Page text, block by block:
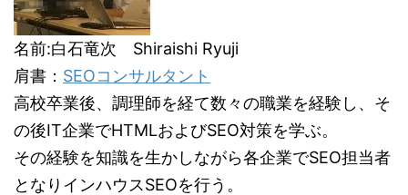
名前:白石竜次 Shiraishi Ryuji
肩書： SEOコンサルタント
高校卒業後、調理師を経て数々の職業を経験し、そ
の後IT企業でHTMLおよびSEO対策を学ぶ。
その経験を知識を生かしながら各企業でSEO担当者
となりインハウスSEOを行う。